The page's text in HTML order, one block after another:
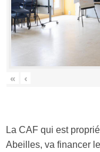
« ‹
La CAF qui est
Abeilles, va financer